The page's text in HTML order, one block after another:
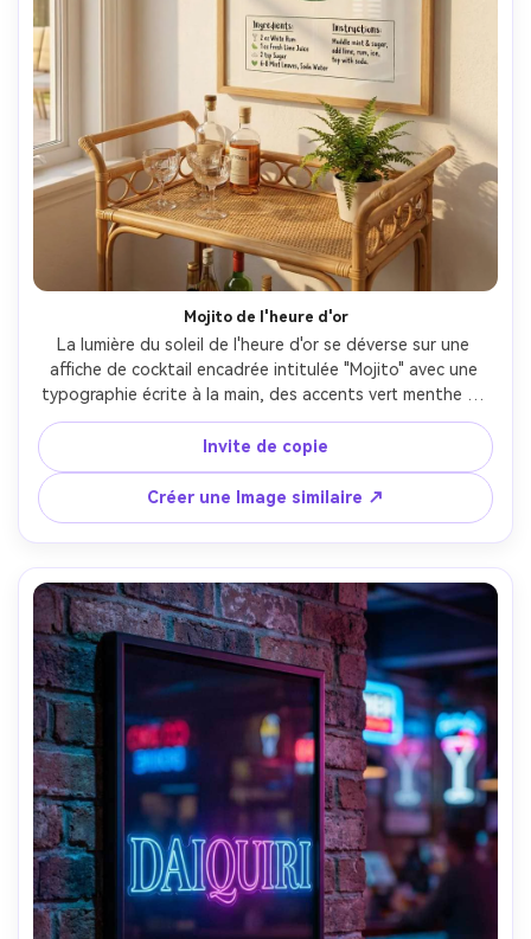
Mojito de l'heure d'or
La lumière du soleil de l'heure d'or se déverse sur une
affiche de cocktail encadrée intitulée "Mojito" avec une
typographie écrite à la main, des accents vert menthe et
un bloc de recettes propre avec des icônes; Posé sur un
mur blanc au-dessus d'un chariot de bar en rotin;
rétroéclairage chaud avec éclairage doux de lentille;
Canon EOS R6, 50mm f/1.4; composition légèrement
angulaire, ambiance estivale détendue, réflexions
photoréalistes, haute résolution, design 300 DPI prêt à
imprimer-AR 4:5
Invite de copie
Créer une Image similaire ↗